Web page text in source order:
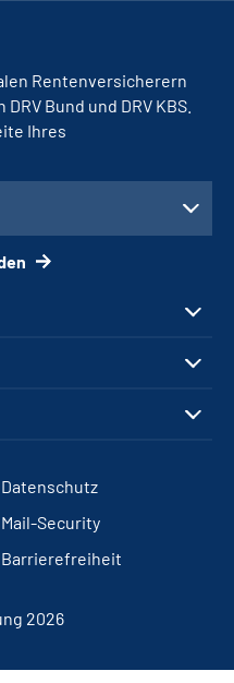
Rentenversicherern
Bund und DRV KBS.
Ihres
Datenschutz
Mail-Security
Barrierefreiheit
2026